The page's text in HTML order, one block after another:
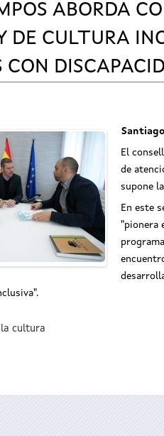
ABORDA
DE CULTURA
CON
El
de
supone
En este
"pionera
cultura